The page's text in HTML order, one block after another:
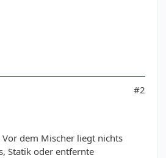
#2
dem Mischer liegt nichts
Statik oder entfernte